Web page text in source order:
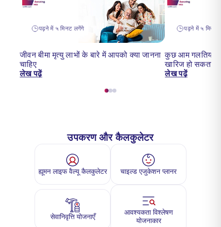
पढ़ने में ५ मिनट लगेंगे
जीवन बीमा मृत्यु लाभों के बारे में आपको क्या जानना
चाहिए
लेख पढ़ें
पढ़ने में ५ मिनट
कुछ आम गलतियाँ
खारिज हो सकता है
लेख पढ़ें
उपकरण और कैलकुलेटर
ह्यूमन लाइफ वैल्यू कैलकुलेटर चाइल्ड एजुकेशन प्लानर
सेवानिवृत्ति योजनाएँ
आवश्यकता विश्लेषण
योजनाकार